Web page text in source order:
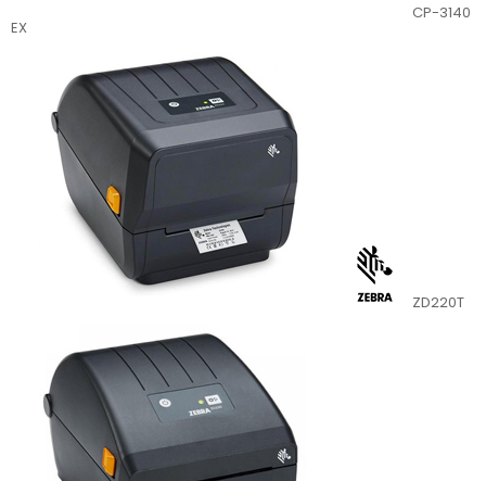
CP-3140
EX
ZD220T